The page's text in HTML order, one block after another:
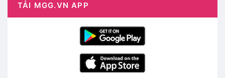
TẢI MGG.VN APP